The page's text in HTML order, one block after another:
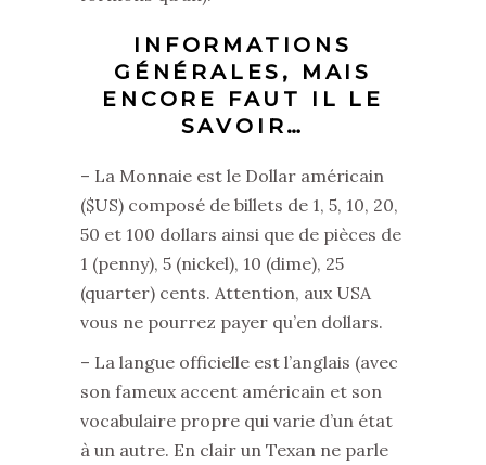
INFORMATIONS
GÉNÉRALES, MAIS
ENCORE FAUT IL LE
SAVOIR…
– La Monnaie est le Dollar américain
($US) composé de billets de 1, 5, 10, 20,
50 et 100 dollars ainsi que de pièces de
1 (penny), 5 (nickel), 10 (dime), 25
(quarter) cents. Attention, aux USA
vous ne pourrez payer qu’en dollars.
– La langue officielle est l’anglais (avec
son fameux accent américain et son
vocabulaire propre qui varie d’un état
à un autre. En clair un Texan ne parle